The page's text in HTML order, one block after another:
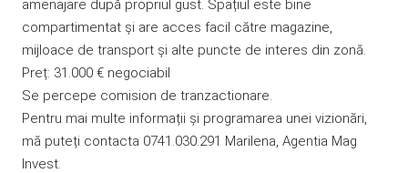
amenajare după propriul gust. Spațiul este bine
compartimentat și are acces facil către magazine,
mijloace de transport și alte puncte de interes din zonă.
Preț: 31.000 € negociabil
Se percepe comision de tranzactionare.
Pentru mai multe informații și programarea unei vizionări,
mă puteți contacta 0741.030.291 Marilena, Agentia Mag
Invest.